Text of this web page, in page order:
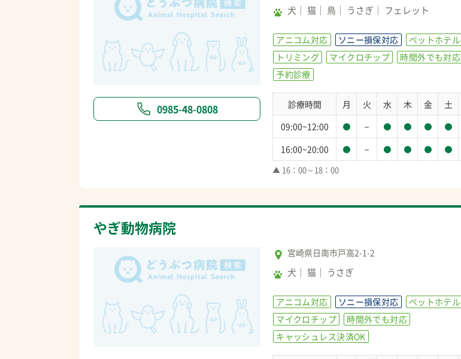
0985-48-0808
犬 猫 鳥 うさぎ フェレット
アニコム対応 ソニー損保対応
ペットホテル
トリミング
マイクロチップ
時間外でも対応
予約診療
診療時間 月 火 水 木 金 土
09:00~12:00
－
16:00~20:00 －
▲ 16：00～18：00
やぎ動物病院
宮崎県日南市戸高2-1-2
犬 猫 うさぎ
アニコム対応 ソニー損保対応
ペットホテル
マイクロチップ
時間外でも対応
キャッシュレス決済OK